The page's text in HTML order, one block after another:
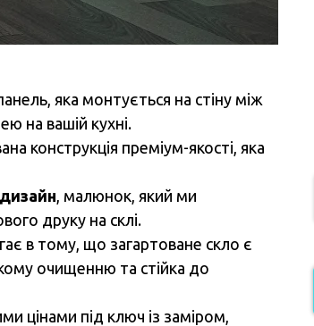
яка монтується на стіну між
на вашій кухні.
конструкція преміум-якості, яка
, малюнок, який ми
друку на склі.
в тому, що загартоване скло є
очищенню та стійка до
цінами під ключ із заміром,